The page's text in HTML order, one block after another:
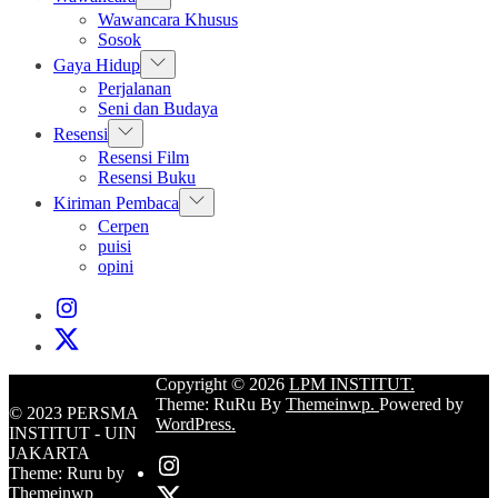
sub
menu
Wawancara Khusus
Sosok
Gaya Hidup Show
sub
menu
Perjalanan
Seni dan Budaya
Resensi Show
sub
menu
Resensi Film
Resensi Buku
Kiriman Pembaca Show
sub
Cerpen
puisi
opini
Instagram
Institut
X
Institut
© 2023 PERSMA
INSTITUT - UIN
JAKARTA
Theme: Ruru by
Themeinwp
Copyright © 2026 LPM INSTITUT.
Theme: RuRu By Themeinwp. Powered by
WordPress.
Instagram
Institut
X